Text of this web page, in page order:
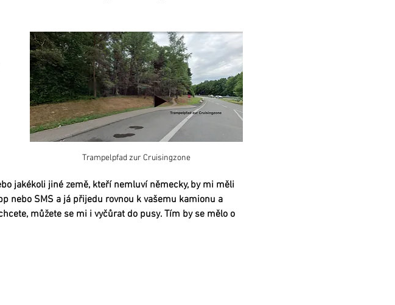
Trampelpfad zur Cruisingzone
jakékoli jiné země, kteří nemluví německy, by mi měli
nebo SMS a já přijedu rovnou k vašemu kamionu a
můžete se mi i vyčůrat do pusy. Tím by se mělo o